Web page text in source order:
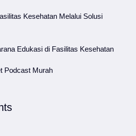
Kesehatan Melalui Solusi
Edukasi di Fasilitas Kesehatan
Podcast Murah